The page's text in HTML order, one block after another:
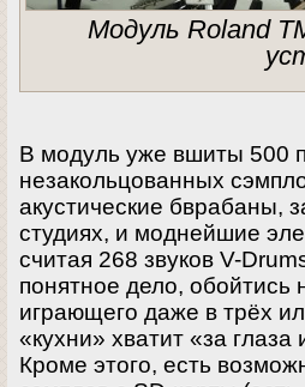
Модуль Roland
В модуль уже вшиты 500
незакольцованных
акустические бврабаны,
студиях, и моднейшие
считая 268 звуков V-
понятное дело,
играющего даже в трёх
«кухни» хватит «за
Кроме этого, есть